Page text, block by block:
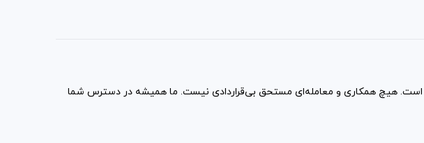
است. هیچ همکاری و معامله‌ای مستحق بی‌قراردادی نیست. ما همیشه در دسترس شما